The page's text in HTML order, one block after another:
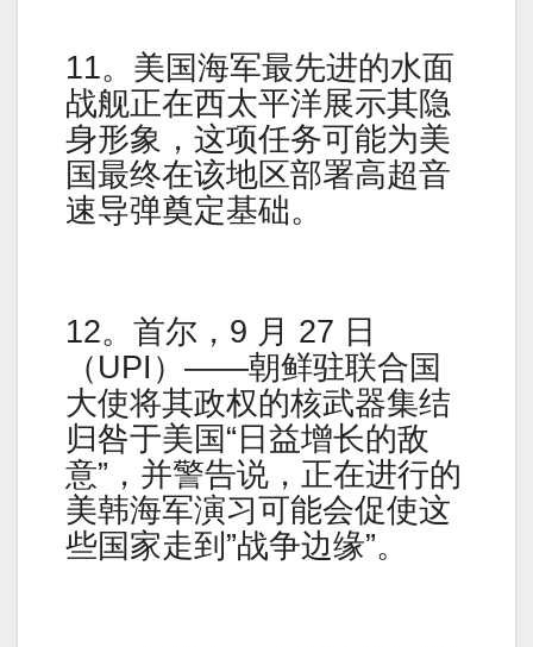
11。美国海军最先进的水面
战舰正在西太平洋展示其隐
身形象，这项任务可能为美
国最终在该地区部署高超音
速导弹奠定基础。
12。首尔，9 月 27 日
（UPI）——朝鲜驻联合国
大使将其政权的核武器集结
归咎于美国“日益增长的敌
意”，并警告说，正在进行的
美韩海军演习可能会促使这
些国家走到”战争边缘”。